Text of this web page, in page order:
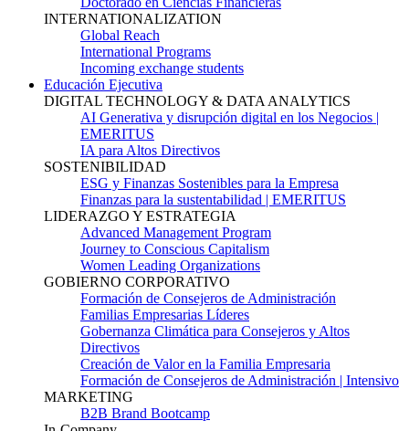
INTERNATIONALIZATION
Global Reach
International Programs
Incoming exchange students
Educación Ejecutiva
DIGITAL TECHNOLOGY & DATA ANALYTICS
AI Generativa y disrupción digital en los Negocios |
EMERITUS
IA para Altos Directivos
SOSTENIBILIDAD
ESG y Finanzas Sostenibles para la Empresa
Finanzas para la sustentabilidad | EMERITUS
LIDERAZGO Y ESTRATEGIA
Advanced Management Program
Journey to Conscious Capitalism
Women Leading Organizations
GOBIERNO CORPORATIVO
Formación de Consejeros de Administración
Familias Empresarias Líderes
Gobernanza Climática para Consejeros y Altos
Directivos
Creación de Valor en la Familia Empresaria
Formación de Consejeros de Administración | Intensivo
MARKETING
B2B Brand Bootcamp